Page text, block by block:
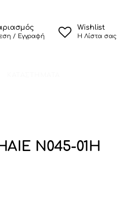
/ Εγγραφή
Wishlist
Η Λίστα σας
N045-01H